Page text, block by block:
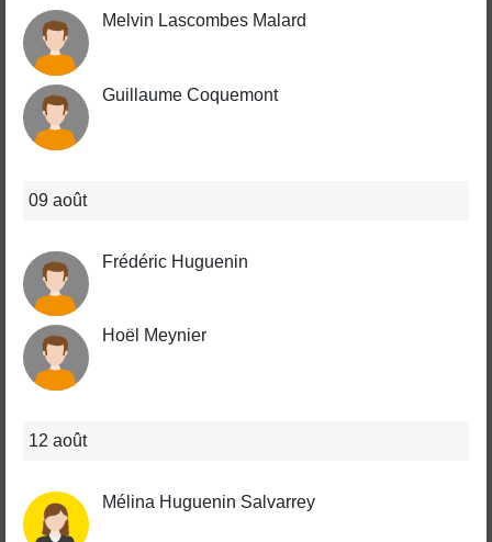
Melvin Lascombes Malard
Guillaume Coquemont
09 août
Frédéric Huguenin
Hoël Meynier
12 août
Mélina Huguenin Salvarrey